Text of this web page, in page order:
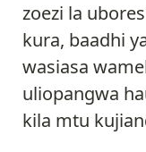
zoezi la
kura, baadhi
wasiasa
uliopangwa
kila mtu